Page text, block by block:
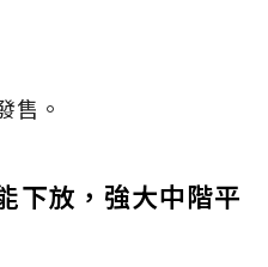
售。
放，強大中階平